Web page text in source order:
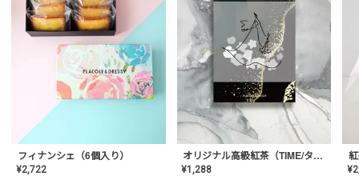
フィナンシェ（6個入り）
¥2,722
オリジナル高級紅茶（TIME/タイム）【ギフト/プチギフト/プレゼント/内祝い/結婚式/オリジナル配合/高品質/ハーブティー/茶葉/記念日/お返し/手土産/美容/おしゃれ】
¥1,288 ¥